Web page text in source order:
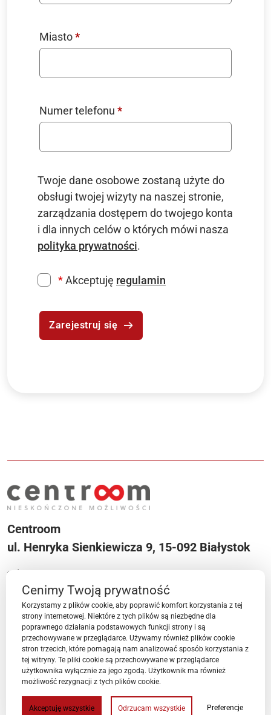
Miasto*
Numer telefonu *
Twoje dane osobowe zostaną użyte do
obsługi twojej wizyty na naszej stronie,
zarządzania dostępem do twojego konta
i dla innych celów o których mówi nasza
polityka prywatności.
*Akceptuję regulamin
Zarejestruj się
Centroom
ul. Henryka Sienkiewicza 9, 15-092 Białystok
tel. +48 533 553 204
e-mail:centroom@bpnt.bialystok.pl
Menu
Przestrzenie Centroom
Cenimy Twoją prywatność
Korzystamy z plików cookie, aby poprawić komfort korzystania z tej
strony internetowej. Niektóre z tych plików są niezbędne dla
poprawnego działania podstawowych funkcji strony i są
przechowywane w przeglądarce. Używamy również plików cookie
stron trzecich, które pomagają nam analizować sposób korzystania z
tej witryny. Te pliki cookie są przechowywane w przeglądarce
użytkownika wyłącznie za jego zgodą. Użytkownik ma również
możliwość rezygnacji z tych plików cookie.
Akceptuję wszystkie Odrzucam wszystkie Preferencje